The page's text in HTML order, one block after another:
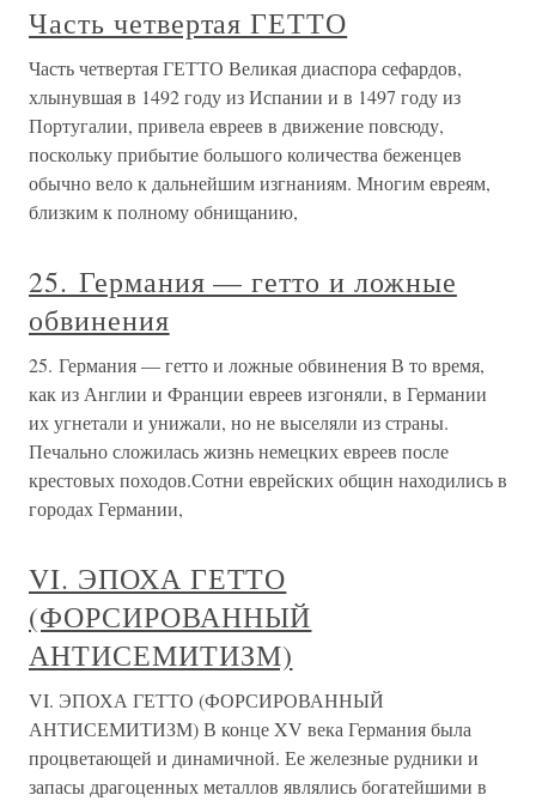
Часть четвертая ГЕТТО
Часть четвертая ГЕТТО Великая диаспора сефардов,
хлынувшая в 1492 году из Испании и в 1497 году из
Португалии, привела евреев в движение повсюду,
поскольку прибытие большого количества беженцев
обычно вело к дальнейшим изгнаниям. Многим евреям,
близким к полному обнищанию,
25. Германия — гетто и ложные
обвинения
25. Германия — гетто и ложные обвинения В то время,
как из Англии и Франции евреев изгоняли, в Германии
их угнетали и унижали, но не выселяли из страны.
Печально сложилась жизнь немецких евреев после
крестовых походов.Сотни еврейских общин находились в
городах Германии,
VI. ЭПОХА ГЕТТО
(ФОРСИРОВАННЫЙ
АНТИСЕМИТИЗМ)
VI. ЭПОХА ГЕТТО (ФОРСИРОВАННЫЙ
АНТИСЕМИТИЗМ) В конце XV века Германия была
процветающей и динамичной. Ее железные рудники и
запасы драгоценных металлов являлись богатейшими в